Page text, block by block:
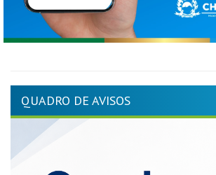
QUADRO DE AVISOS